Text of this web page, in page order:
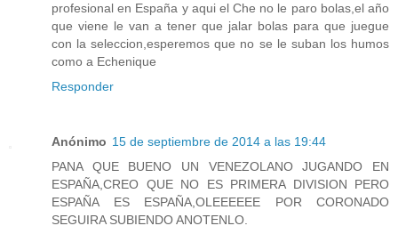
profesional en España y aqui el Che no le paro bolas,el año
que viene le van a tener que jalar bolas para que juegue
con la seleccion,esperemos que no se le suban los humos
como a Echenique
Responder
Anónimo 15 de septiembre de 2014 a las 19:44
PANA QUE BUENO UN VENEZOLANO JUGANDO EN
ESPAÑA,CREO QUE NO ES PRIMERA DIVISION PERO
ESPAÑA ES ESPAÑA,OLEEEEEE POR CORONADO
SEGUIRA SUBIENDO ANOTENLO.